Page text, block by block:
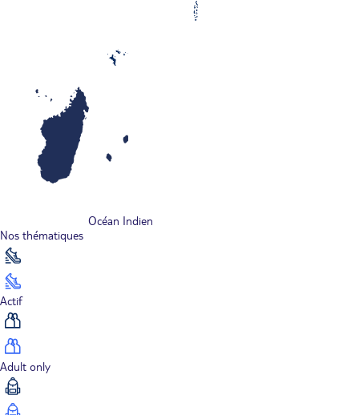
Océan Indien
Nos thématiques
Actif
Adult only